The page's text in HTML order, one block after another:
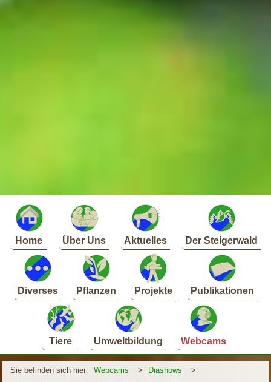
Home Über Uns Aktuelles Der Steigerwald
Diverses Pflanzen Projekte Publikationen
Tiere Umweltbildung Webcams
Sie befinden sich hier: Webcams > Diashows
>